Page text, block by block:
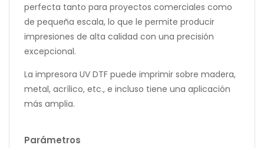
perfecta tanto para proyectos comerciales como
de pequeña escala, lo que le permite producir
impresiones de alta calidad con una precisión
excepcional.
La impresora UV DTF puede imprimir sobre madera,
metal, acrílico, etc., e incluso tiene una aplicación
más amplia.
Parámetros